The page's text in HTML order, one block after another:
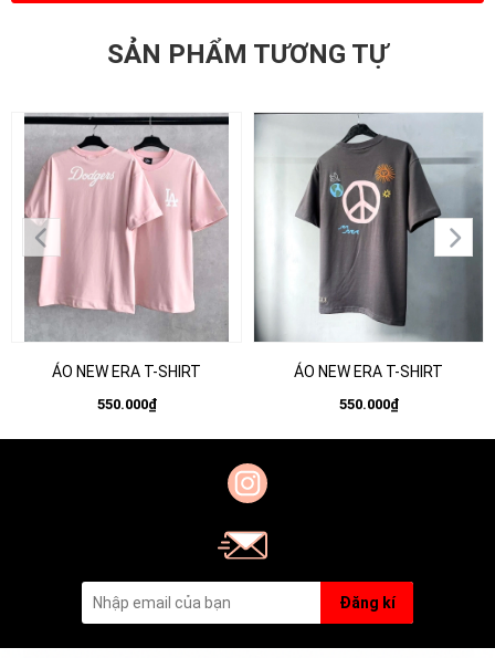
SẢN PHẨM TƯƠNG TỰ
ÁO NEW ERA T-SHIRT
550.000₫
ÁO NEW ERA T-SHIRT
550.000₫
Đăng kí